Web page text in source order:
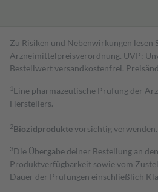
Zu Risiken und Nebenwirkungen
Arzneimittelpreisverordnung. UVP:
Bestell­wert versand­kosten­frei.
1 Eine pharmazeutische Prüfung der
Herstellers.
2Biozidproduktevorsichtig
3Die Übergabe deiner Bestellung an
Produktverfügbarkeit sowie vom
Dauer der Prüfungen einschließlich